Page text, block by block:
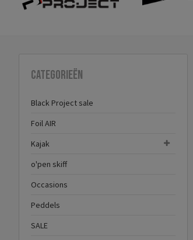
Categorieën
Black Project sale
Foil AIR
Kajak
o'pen skiff
Occasions
Peddels
SALE